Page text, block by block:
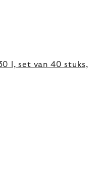
l, set van 40 stuks,